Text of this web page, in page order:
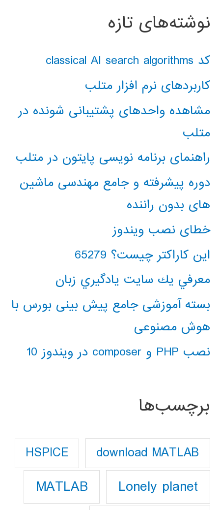
نوشته‌های تازه
کد classical AI search algorithms
کاربردهای نرم افزار متلب
مشاهده واحدهای پشتیبانی شونده در
متلب
راهنمای برنامه نویسی پایتون در متلب
دوره پیشرفته و جامع مهندسی ماشین
های بدون راننده
خطای نصب ویندوز
این کاراکتر چیست؟ 65279
معرفي يك سايت يادگيري زبان
بسته آموزشی جامع پیش بینی بورس با
هوش مصنوعی
نصب PHP و composer در ویندوز 10
برچسب‌ها
download MATLAB
HSPICE
Lonely planet
MATLAB